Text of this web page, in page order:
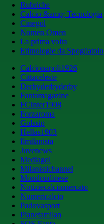
Rubriche
Calcio &amp; Tecnologia
Cinegol
Nomen Omen
La prima volta
Etimologie da Spogliatoio
Calcionapoli1926
Cittaceleste
Derbyderbyderby
Fantamagazine
FCInter1908
Forzaroma
Golssip
Hellas1903
Ilmilanista
Juvenews
Mediagol
Milanistichannel
Mondoudinese
Notiziecalciomercato
Numericalcio
Padovasport
Pianetamilan